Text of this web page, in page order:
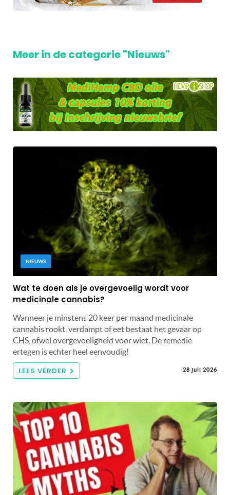
Meer in de categorie "Nieuws"
NIEUWS
Wat te doen als je overgevoelig wordt voor
medicinale cannabis?
Wanneer je minstens 20 keer per maand medicinale
cannabis rookt, verdampt of eet bestaat het gevaar op
CHS, ofwel overgevoeligheid voor wiet. De remedie
ertegen is echter heel eenvoudig!
LEES VERDER 28 juli 2026